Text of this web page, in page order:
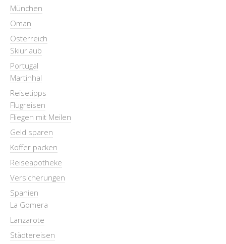
München
Oman
Österreich
Skiurlaub
Portugal
Martinhal
Reisetipps
Flugreisen
Fliegen mit Meilen
Geld sparen
Koffer packen
Reiseapotheke
Versicherungen
Spanien
La Gomera
Lanzarote
Städtereisen